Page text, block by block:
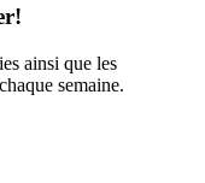
ainsi que les
semaine.